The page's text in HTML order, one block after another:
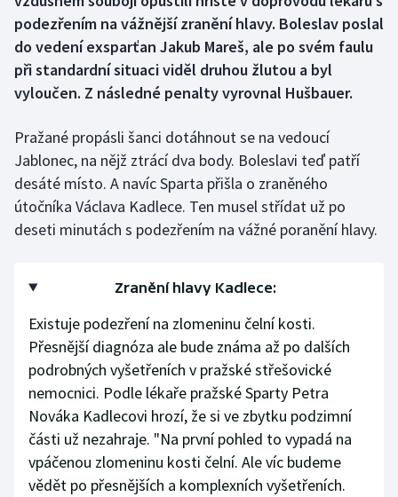
Dostihy
Florbal
Futsal
Golf
Gymnastika
Judo
Krasobruslení
Lezení
Lyže a snowboard
podezřením na vážnější zranění hlavy. Boleslav poslal
do vedení exsparťan Jakub Mareš, ale po svém faulu
při standardní situaci viděl druhou žlutou a byl
vyloučen. Z následné penalty vyrovnal Hušbauer.
Pražané propásli šanci dotáhnout se na vedoucí
Jablonec, na nějž ztrácí dva body. Boleslavi teď patří
desáté místo. A navíc Sparta přišla o zraněného
útočníka Václava Kadlece. Ten musel střídat už po
deseti minutách s podezřením na vážné poranění hlavy.
Zranění hlavy Kadlece:
Existuje podezření na zlomeninu čelní kosti.
Přesnější diagnóza ale bude známa až po dalších
podrobných vyšetřeních v pražské střešovické
nemocnici. Podle lékaře pražské Sparty Petra
Nováka Kadlecovi hrozí, že si ve zbytku podzimní
části už nezahraje. "Na první pohled to vypadá na
vpáčenou zlomeninu kosti čelní. Ale víc budeme
vědět po přesnějších a komplexních vyšetřeních.